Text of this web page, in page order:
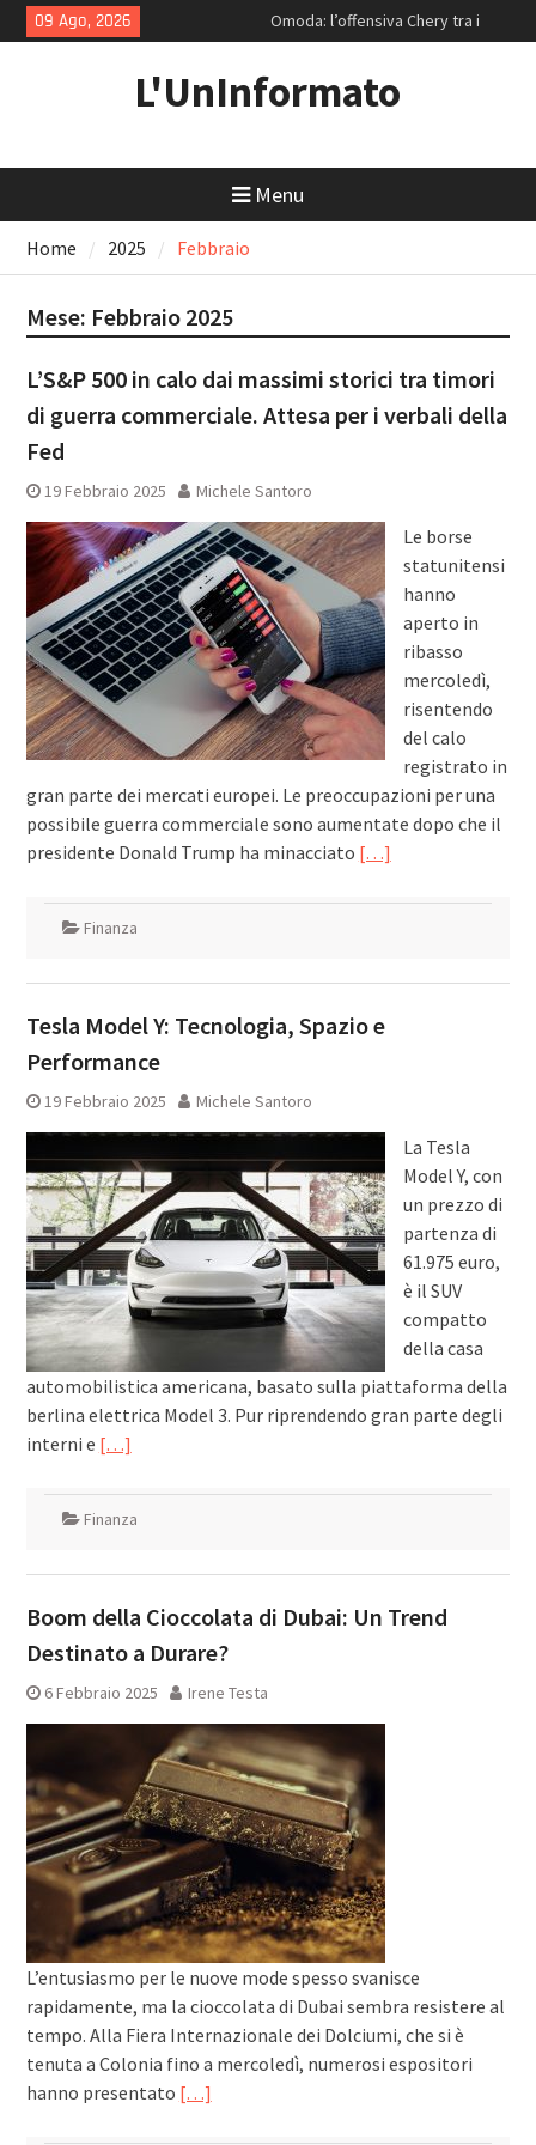
Skip
to
09 Ago, 2026
Omoda: l’offensiva Chery tra i
mecha per la Generazione Z e le
Strategie di rendimento: Enel e la
tra salotto minimalista e sconti
da discount
L'UnInformato
Menu
Home 2025 Febbraio
Mese: Febbraio 2025
L’S&P 500 in calo dai massimi storici tra timori
di guerra commerciale. Attesa per i verbali della
Fed
19 Febbraio 2025 Michele Santoro
Le borse
statunitensi
hanno
aperto in
ribasso
mercoledì,
risentendo
del calo
registrato in
gran parte dei mercati europei. Le preoccupazioni per una
possibile guerra commerciale sono aumentate dopo che il
presidente Donald Trump ha minacciato […]
Finanza
Tesla Model Y: Tecnologia, Spazio e
Performance
19 Febbraio 2025 Michele Santoro
La Tesla
Model Y, con
un prezzo di
partenza di
61.975 euro,
è il SUV
compatto
della casa
automobilistica americana, basato sulla piattaforma della
berlina elettrica Model 3. Pur riprendendo gran parte degli
interni e […]
Finanza
Boom della Cioccolata di Dubai: Un Trend
Destinato a Durare?
6 Febbraio 2025 Irene Testa
L’entusiasmo per le nuove mode spesso svanisce
rapidamente, ma la cioccolata di Dubai sembra resistere al
tempo. Alla Fiera Internazionale dei Dolciumi, che si è
tenuta a Colonia fino a mercoledì, numerosi espositori
hanno presentato […]